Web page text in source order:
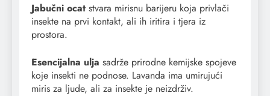
Jabučni ocat stvara mirisnu barijeru koja privlači
insekte na prvi kontakt, ali ih iritira i tjera iz
prostora.
Esencijalna ulja sadrže prirodne kemijske spojeve
koje insekti ne podnose. Lavanda ima umirujući
miris za ljude, ali za insekte je neizdrživ.